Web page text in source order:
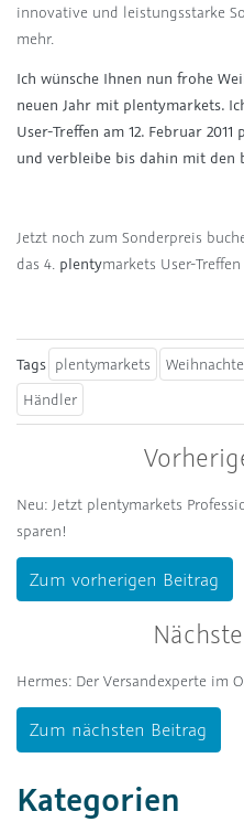
innovative und leistungsstarke
mehr.
Ich wünsche Ihnen nun frohe
neuen Jahr mit plentymarkets.
User-Treffen am 12. Februar
und verbleibe bis dahin mit den
Jetzt noch zum Sonderpreis
das 4. plentymarkets User-Treffen
Tags plentymarkets
Händler
Neu: Jetzt plentymarkets
sparen!
Zum vorherigen Beitrag
Hermes: Der Versandexperte im
Zum nächsten Beitrag
Kategorien